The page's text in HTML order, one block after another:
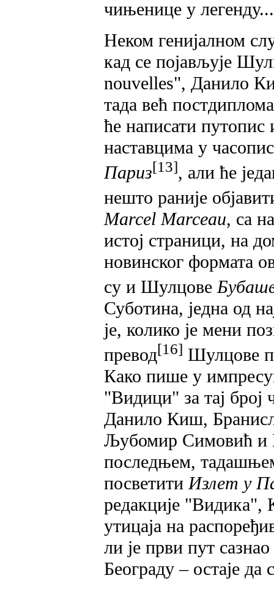
чињенице у
Неком генијалном
кад се појављује
nouvelles", Данило
тада већ
ће написати путопис
наставцима у
Париз[13], али ће
нешто раније
Marcel Marceau, са
истој страници, на
новинског формата
су и Шулцове
Суботина, једна од
је, колико је мени
превод[16] Шулцове
Како пише у
"Видици" за тај
Данило Киш,
Љубомир Симовић и
последњем,
посветитиИзлет у
редакције "Видика",
утицаја на
ли је први пут
Београду – остаје да